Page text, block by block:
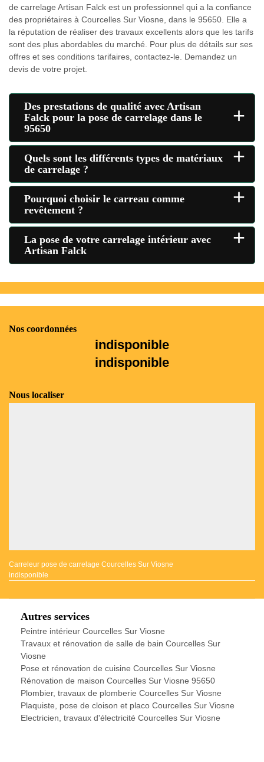
de carrelage Artisan Falck est un professionnel qui a la confiance
des propriétaires à Courcelles Sur Viosne, dans le 95650. Elle a
la réputation de réaliser des travaux excellents alors que les tarifs
sont des plus abordables du marché. Pour plus de détails sur ses
offres et ses conditions tarifaires, contactez-le. Demandez un
devis de votre projet.
Des prestations de qualité avec Artisan
Falck pour la pose de carrelage dans le
95650
+
Quels sont les différents types de matériaux
de carrelage ?
+
Pourquoi choisir le carreau comme
revêtement ?
+
La pose de votre carrelage intérieur avec
Artisan Falck
+
Nos coordonnées
indisponible
indisponible
Nous localiser
Carreleur pose de carrelage Courcelles Sur Viosne
indisponible
Autres services
Peintre intérieur Courcelles Sur Viosne
Travaux et rénovation de salle de bain Courcelles Sur
Viosne
Pose et rénovation de cuisine Courcelles Sur Viosne
Rénovation de maison Courcelles Sur Viosne 95650
Plombier, travaux de plomberie Courcelles Sur Viosne
Plaquiste, pose de cloison et placo Courcelles Sur Viosne
Electricien, travaux d'électricité Courcelles Sur Viosne